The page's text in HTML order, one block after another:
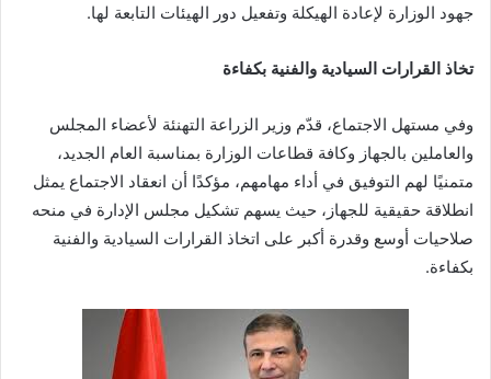
جهود الوزارة لإعادة الهيكلة وتفعيل دور الهيئات التابعة لها.
تخاذ القرارات السيادية والفنية بكفاءة
وفي مستهل الاجتماع، قدّم وزير الزراعة التهنئة لأعضاء المجلس
والعاملين بالجهاز وكافة قطاعات الوزارة بمناسبة العام الجديد،
متمنيًا لهم التوفيق في أداء مهامهم، مؤكدًا أن انعقاد الاجتماع يمثل
انطلاقة حقيقية للجهاز، حيث يسهم تشكيل مجلس الإدارة في منحه
صلاحيات أوسع وقدرة أكبر على اتخاذ القرارات السيادية والفنية
بكفاءة.